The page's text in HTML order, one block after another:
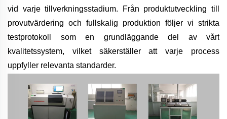
vid varje tillverkningsstadium. Från produktutveckling till
provutvärdering och fullskalig produktion följer vi strikta
testprotokoll som en grundläggande del av vårt
kvalitetssystem, vilket säkerställer att varje process
uppfyller relevanta standarder.